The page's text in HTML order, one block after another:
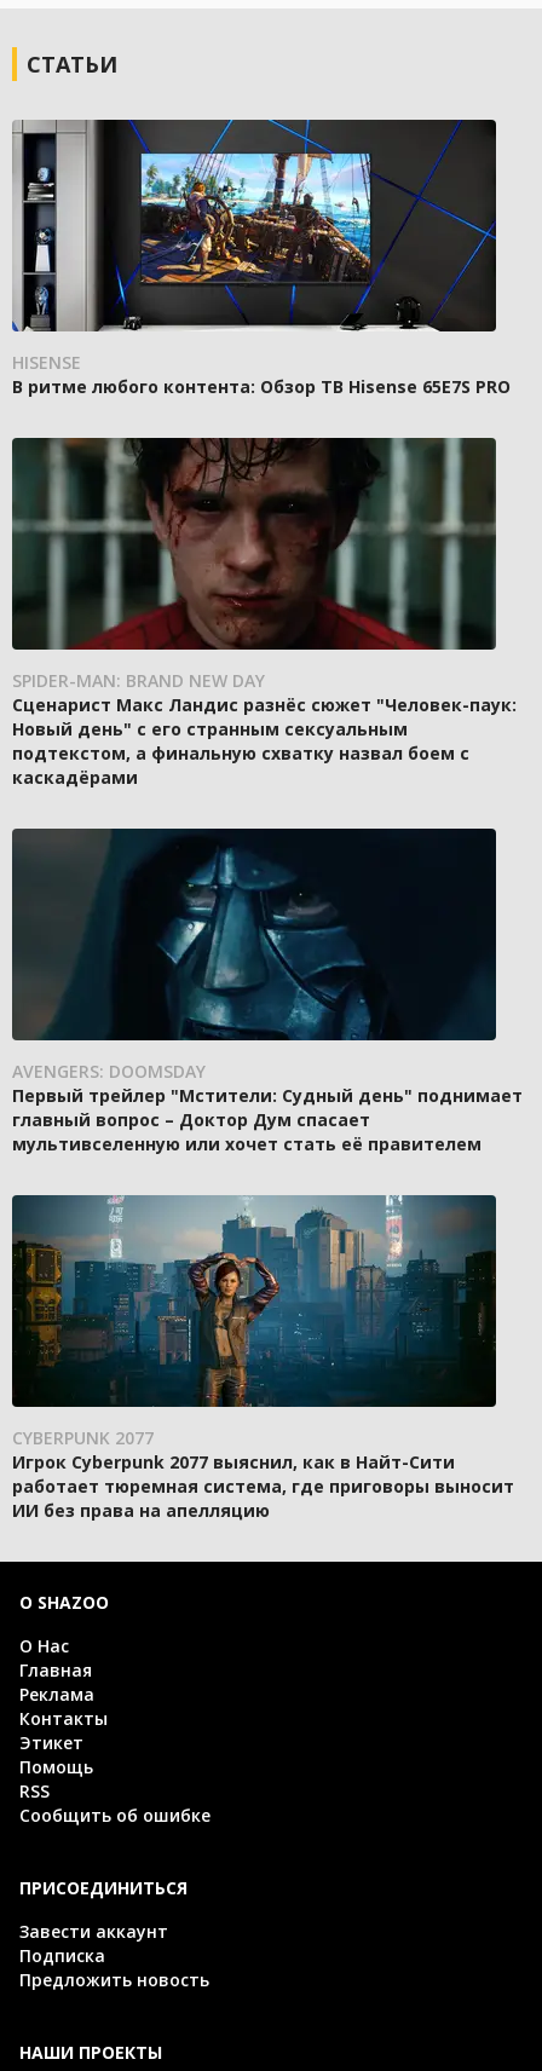
СТАТЬИ
HISENSE
В ритме любого контента: Обзор ТВ Hisense 65E7S PRO
SPIDER-MAN: BRAND NEW DAY
Сценарист Макс Ландис разнёс сюжет "Человек-паук:
Новый день" с его странным сексуальным
подтекстом, а финальную схватку назвал боем с
каскадёрами
AVENGERS: DOOMSDAY
Первый трейлер "Мстители: Судный день" поднимает
главный вопрос – Доктор Дум спасает
мультивселенную или хочет стать её правителем
CYBERPUNK 2077
Игрок Cyberpunk 2077 выяснил, как в Найт-Сити
работает тюремная система, где приговоры выносит
ИИ без права на апелляцию
О SHAZOO
О Нас
Главная
Реклама
Контакты
Этикет
Помощь
RSS
Сообщить об ошибке
ПРИСОЕДИНИТЬСЯ
Завести аккаунт
Подписка
Предложить новость
НАШИ ПРОЕКТЫ